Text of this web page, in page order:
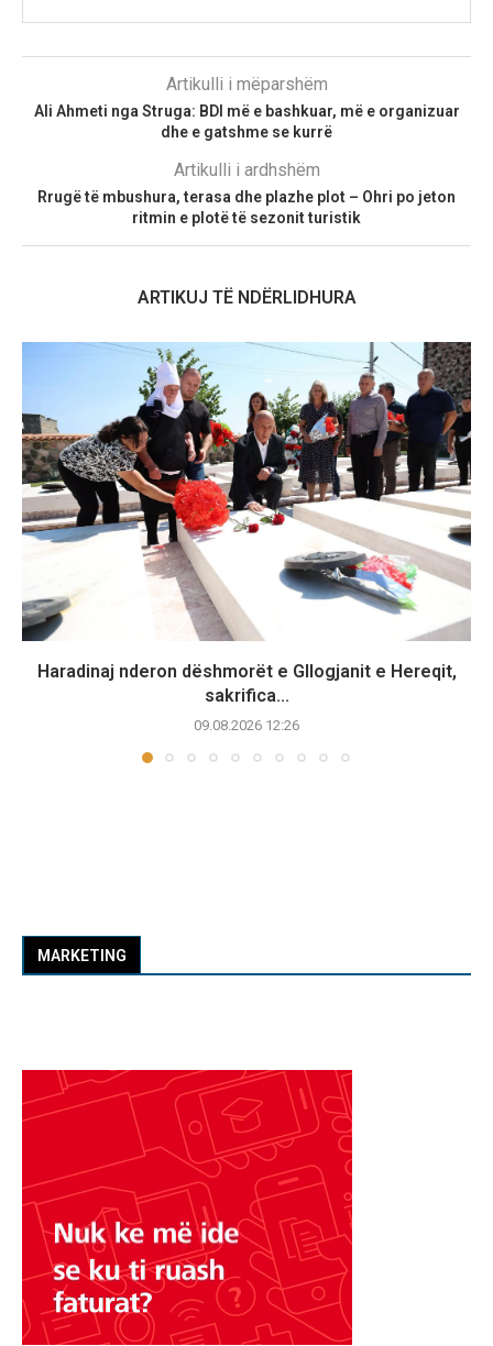
Artikulli i mëparshëm
Ali Ahmeti nga Struga: BDI më e bashkuar, më e organizuar
dhe e gatshme se kurrë
Artikulli i ardhshëm
Rrugë të mbushura, terasa dhe plazhe plot – Ohri po jeton
ritmin e plotë të sezonit turistik
ARTIKUJ TË NDËRLIDHURA
Haradinaj nderon dëshmorët e Gllogjanit e Hereqit,
sakrifica...
09.08.2026 12:26
MARKETING